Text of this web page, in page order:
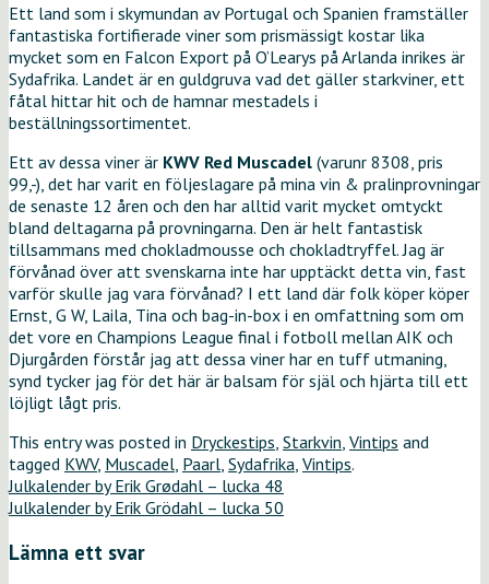
Ett land som i skymundan av Portugal och Spanien framställer
fantastiska fortifierade viner som prismässigt kostar lika
mycket som en Falcon Export på O’Learys på Arlanda inrikes är
Sydafrika. Landet är en guldgruva vad det gäller starkviner, ett
fåtal hittar hit och de hamnar mestadels i
beställningssortimentet.
Ett av dessa viner är KWV Red Muscadel (varunr 8308, pris
99,-), det har varit en följeslagare på mina vin & pralinprovningar
de senaste 12 åren och den har alltid varit mycket omtyckt
bland deltagarna på provningarna. Den är helt fantastisk
tillsammans med chokladmousse och chokladtryffel. Jag är
förvånad över att svenskarna inte har upptäckt detta vin, fast
varför skulle jag vara förvånad? I ett land där folk köper köper
Ernst, G W, Laila, Tina och bag-in-box i en omfattning som om
det vore en Champions League final i fotboll mellan AIK och
Djurgården förstår jag att dessa viner har en tuff utmaning,
synd tycker jag för det här är balsam för själ och hjärta till ett
löjligt lågt pris.
This entry was posted in Dryckestips Starkvin Vintips and
tagged KWV, Muscadel Paarl Sydafrika Vintips.
Julkalender by Erik Grødahl – lucka 48
Julkalender by Erik Grödahl – lucka 50
Lämna ett svar